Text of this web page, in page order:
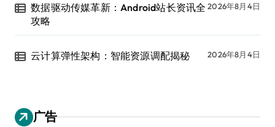
数据驱动传媒革新：Android站长资讯全
攻略
2026年8月4日
云计算弹性架构：智能资源调配揭秘 2026年8月4日
广告